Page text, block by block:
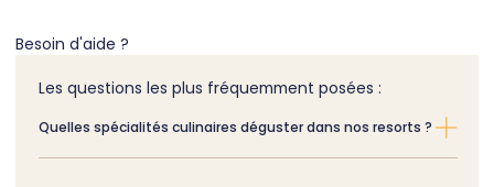
Besoin d'aide ?
Les questions les plus fréquemment posées :
Quelles spécialités culinaires déguster dans nos resorts ?